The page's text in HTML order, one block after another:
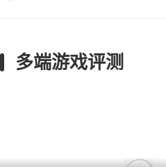
多端游戏评测